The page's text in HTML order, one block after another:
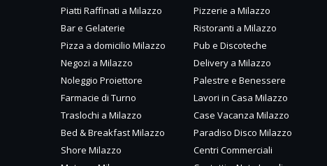
Piatti Raffinati a Milazzo
Pizzerie a Milazzo
Bar e Gelaterie
Ristoranti a Milazzo
Pizza a domicilio Milazzo
Pub e Discoteche
Negozi a Milazzo
Delivery a Milazzo
Noleggio Proiettore
Palestre e Benessere
Farmacie di Turno
Lavori in Casa Milazzo
Traslochi a Milazzo
Case Vacanza Milazzo
Bed & Breakfast Milazzo
Paradiso Disco Milazzo
Shore Milazzo
Centri Commerciali